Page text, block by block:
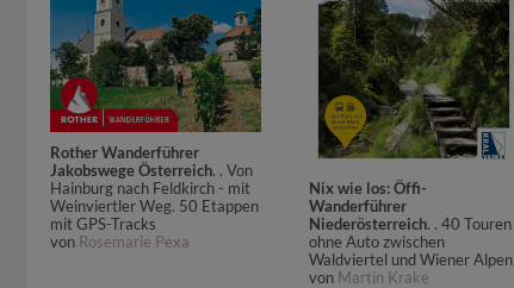
Rother Wanderführer
Jakobswege Österreich. . Von
Hainburg nach Feldkirch - mit
Weinviertler Weg. 50 Etappen
mit GPS-Tracks
von Rosemarie Pexa
Nix wie los: Öffi-
Wanderführer
Niederösterreich. . 40 Touren
ohne Auto zwischen
Waldviertel und Wiener Alpen
von Martin Krake